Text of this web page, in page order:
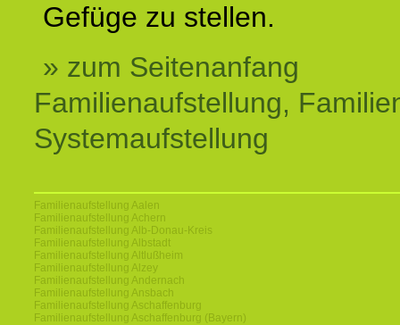
Gefüge zu stellen.
» zum Seitenanfang
Familienaufstellung,
Systemaufstellung
Familienaufstellung Aalen
Familienaufstellung Achern
Familienaufstellung Alb-Donau-Kreis
Familienaufstellung Albstadt
Familienaufstellung Altlußheim
Familienaufstellung Alzey
Familienaufstellung Andernach
Familienaufstellung Ansbach
Familienaufstellung Aschaffenburg
Familienaufstellung Aschaffenburg (Bayern)